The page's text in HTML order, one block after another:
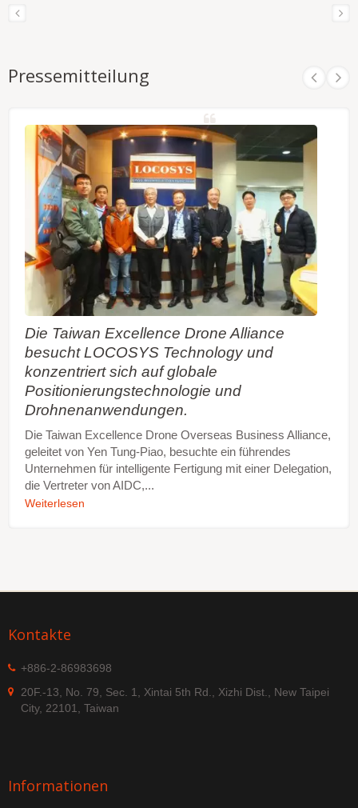
Pressemitteilung
Die Taiwan Excellence Drone Alliance
besucht LOCOSYS Technology und
konzentriert sich auf globale
Positionierungstechnologie und
Drohnenanwendungen.
Die Taiwan Excellence Drone Overseas Business Alliance,
geleitet von Yen Tung-Piao, besuchte ein führendes
Unternehmen für intelligente Fertigung mit einer Delegation,
die Vertreter von AIDC,...
Weiterlesen
Kontakte
+886-2-86983698
20F.-13, No. 79, Sec. 1, Xintai 5th Rd., Xizhi Dist., New Taipei
City, 22101, Taiwan
Informationen